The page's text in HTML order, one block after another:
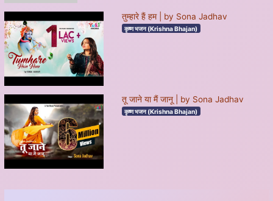
तुम्हारे हैं हम | by Sona Jadhav
कृष्ण भजन (Krishna Bhajan)
तू जाने या मैं जानू | by Sona Jadhav
कृष्ण भजन (Krishna Bhajan)